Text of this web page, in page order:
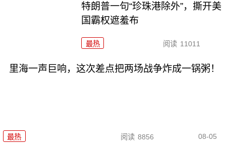
特朗普一句“珍珠港除外”，撕开美
国霸权遮羞布
最热 阅读 11011
里海一声巨响，这次差点把两场战争炸成一锅粥！
最热 阅读 8856 08-05